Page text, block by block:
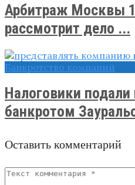
Арбитраж Москвы
рассмотрит дело ...
Банкротство компаний
Налоговики подали
банкротом
Оставить комментарий